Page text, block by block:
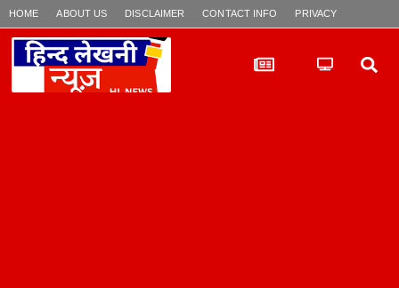
HOME ABOUT US DISCLAIMER CONTACT INFO PRIVACY POLICY